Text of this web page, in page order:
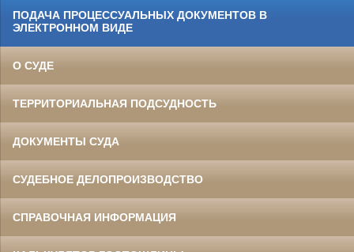
ПОДАЧА ПРОЦЕССУАЛЬНЫХ ДОКУМЕНТОВ В
ЭЛЕКТРОННОМ ВИДЕ
О СУДЕ
ТЕРРИТОРИАЛЬНАЯ ПОДСУДНОСТЬ
ДОКУМЕНТЫ СУДА
СУДЕБНОЕ ДЕЛОПРОИЗВОДСТВО
СПРАВОЧНАЯ ИНФОРМАЦИЯ